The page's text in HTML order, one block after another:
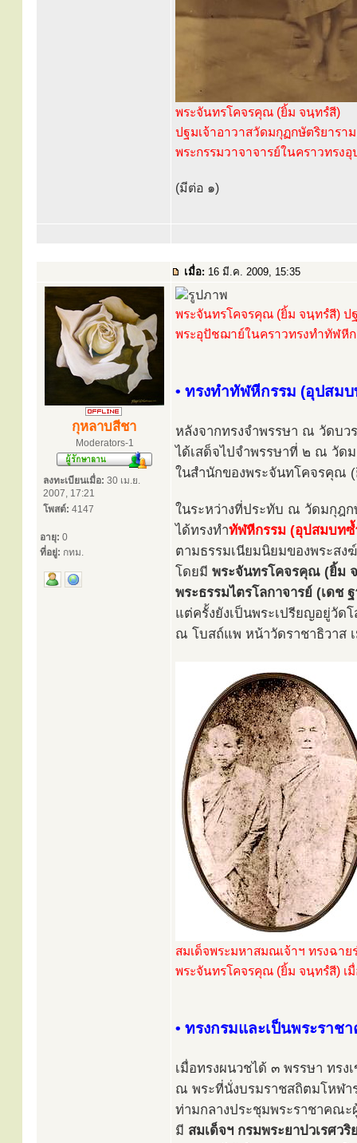
พระจันทรโคจรคุณ (ยิ้ม จนฺทรํสี)
ปฐมเจ้าอาวาสวัดมกุฏกษัตริยาราม
พระกรรมวาจาจารย์ในคราวทรง
(มีต่อ ๑)
เมื่อ: 16 มี.ค. 2009, 15:35
กุหลาบสีชา
Moderators-1
ลงทะเบียนเมื่อ: 30 เม.ย.
2007, 17:21
โพสต์: 4147
อายุ: 0
ที่อยู่: กทม.
พระจันทรโคจรคุณ (ยิ้ม จนฺทรํสี) ป
พระอุปัชฌาย์ในคราวทรงทำทัฬหี
• ทรงทำทัฬหีกรรม (อุปสม
หลังจากทรงจำพรรษา ณ วัดบว
ได้เสด็จไปจำพรรษาที่ ๒ ณ วัด
ในสำนักของพระจันทโคจรคุณ
ในระหว่างที่ประทับ ณ วัดมกุฎก
ได้ทรงทำทัฬหีกรรม (อุปสมบทซ้
ตามธรรมเนียมนิยมของพระสง
โดยมี พระจันทรโคจรคุณ (ยิ้ม
พระธรรมไตรโลกาจารย์ (เดช
แต่ครั้งยังเป็นพระเปรียญอยู่วัด
ณ โบสถ์แพ หน้าวัดราชาธิวาส
สมเด็จพระมหาสมณเจ้าฯ ทรงฉาย
พระจันทรโคจรคุณ (ยิ้ม จนฺทรํสี) เ
• ทรงกรมและเป็นพระราช
เมื่อทรงผนวชได้ ๓ พรรษา ทร
ณ พระที่นั่งบรมราชสถิตมโหฬา
ท่ามกลางประชุมพระราชาคณ
มี สมเด็จฯ กรมพระยาปวเรศว